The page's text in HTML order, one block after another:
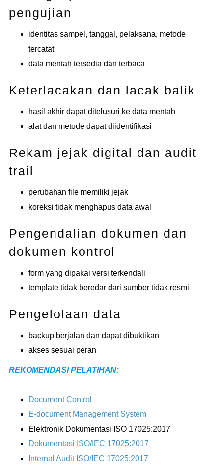
pengujian
identitas sampel, tanggal, pelaksana, metode
tercatat
data mentah tersedia dan terbaca
Keterlacakan dan lacak balik
hasil akhir dapat ditelusuri ke data mentah
alat dan metode dapat diidentifikasi
Rekam jejak digital dan audit
trail
perubahan file memiliki jejak
koreksi tidak menghapus data awal
Pengendalian dokumen dan
dokumen kontrol
form yang dipakai versi terkendali
template tidak beredar dari sumber tidak resmi
Pengelolaan data
backup berjalan dan dapat dibuktikan
akses sesuai peran
REKOMENDASI PELATIHAN:
Document Control
E-document Management System
Elektronik Dokumentasi ISO 17025:2017
Dokumentasi ISO/IEC 17025:2017
Internal Audit ISO/IEC 17025:2017